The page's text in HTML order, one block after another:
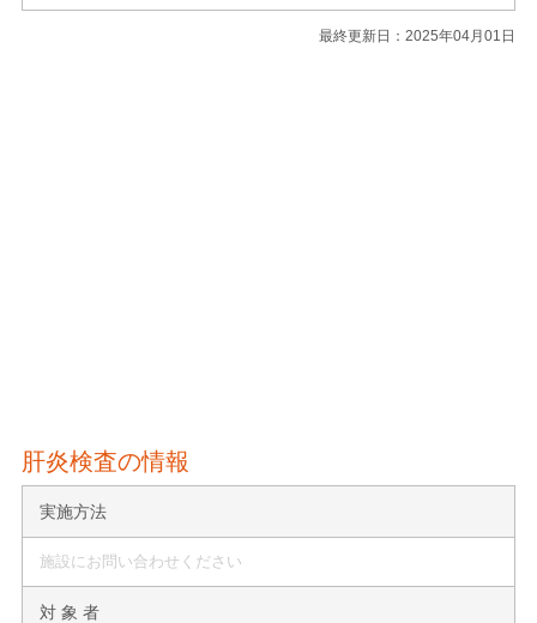
最終更新日：2025年04月01日
肝炎検査の情報
実施方法
施設にお問い合わせください
対 象 者